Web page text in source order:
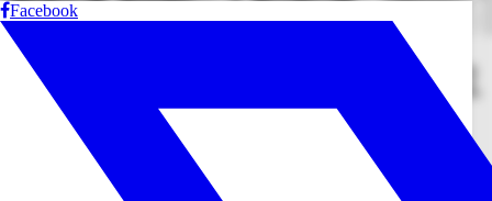
Facebook